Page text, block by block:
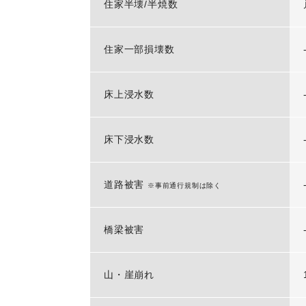
住家半壊/半焼数
住家一部損壊数 -
床上浸水数 -
床下浸水数 -
道路被害 ※事前通行規制は除く -
橋梁被害 -
山・崖崩れ